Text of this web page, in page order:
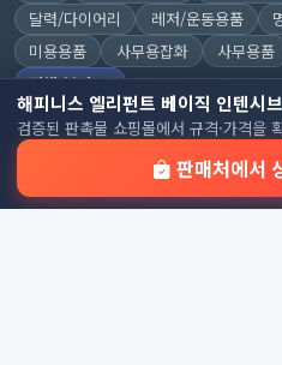
해피니스 엘리펀트 베이직 인텐시
검증된 판촉물 쇼핑몰에서 규격·가격을
판매처에서
달력/다이어리
레저/운동용품
미용용품
사무용잡화 사무용품
전체 보기
© 2026 기업 판촉물 인기순위 |
렌드, Powered by웹웍